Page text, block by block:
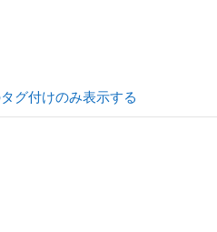
グ付けのみ表示する